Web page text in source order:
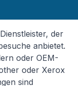
der
anbietet.
oder OEM-
oder Xerox
sind